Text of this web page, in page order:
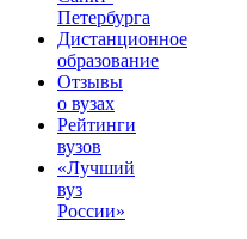
Петербурга
Дистанционное
образование
Отзывы
о вузах
Рейтинги
вузов
«Лучший
вуз
России»